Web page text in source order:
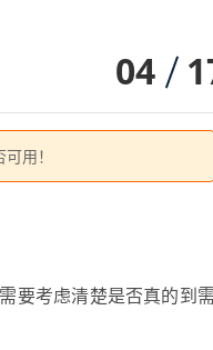
04
用！
要考虑清楚是否真的到需